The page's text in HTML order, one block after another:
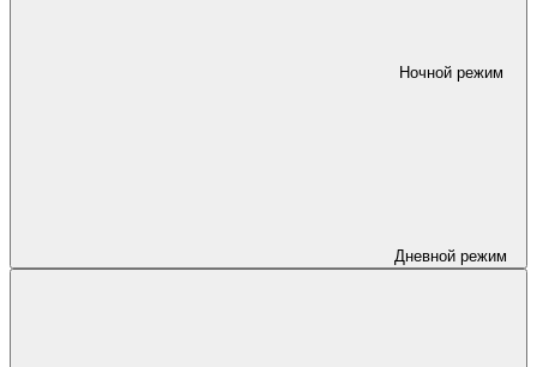
Ночной режим
Дневной режим